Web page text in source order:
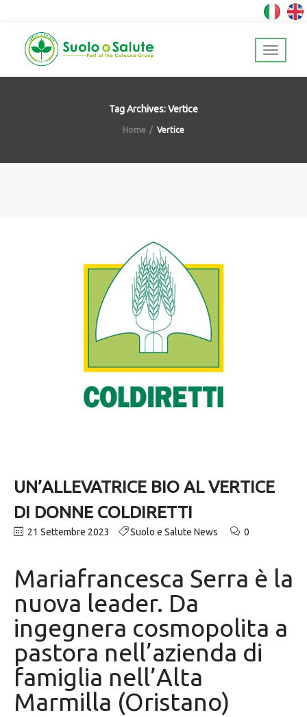
Tag Archives: Vertice
Home Vertice
UN’ALLEVATRICE BIO AL VERTICE
DI DONNE COLDIRETTI
21 Settembre 2023 Suolo e Salute News 0
Mariafrancesca Serra è la
nuova leader. Da
ingegnera cosmopolita a
pastora nell’azienda di
famiglia nell’Alta
Marmilla (Oristano)